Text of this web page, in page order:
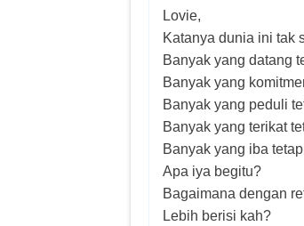
Lovie,
Katanya dunia ini tak
Banyak yang datang
Banyak yang
Banyak yang peduli
Banyak yang terikat
Banyak yang iba
Apa iya begitu?
Bagaimana dengan
Lebih berisi kah?